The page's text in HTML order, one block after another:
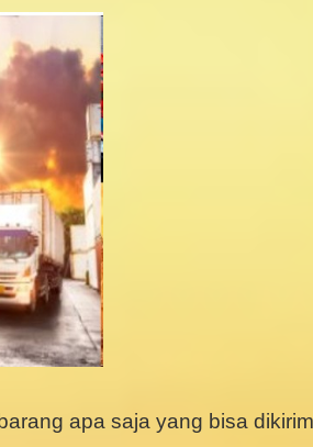
apa saja yang bisa dikirim